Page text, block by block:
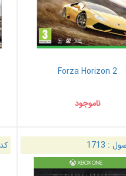
Forza Horizon 2
ناموجود
:
1713